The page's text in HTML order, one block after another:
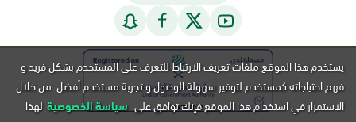
يستخدم هذا الموقع ملفات تعريف الارتباط للتعرف على المستخدم بشكل فريد و
فهم احتياجاته كمستخدم لتوفير سهولة الوصول و تجربة مستخدم أفضل. من خلال
الاستمرار في استخدام هذا الموقع فإنك توافق على سياسة الخصوصية لهذا